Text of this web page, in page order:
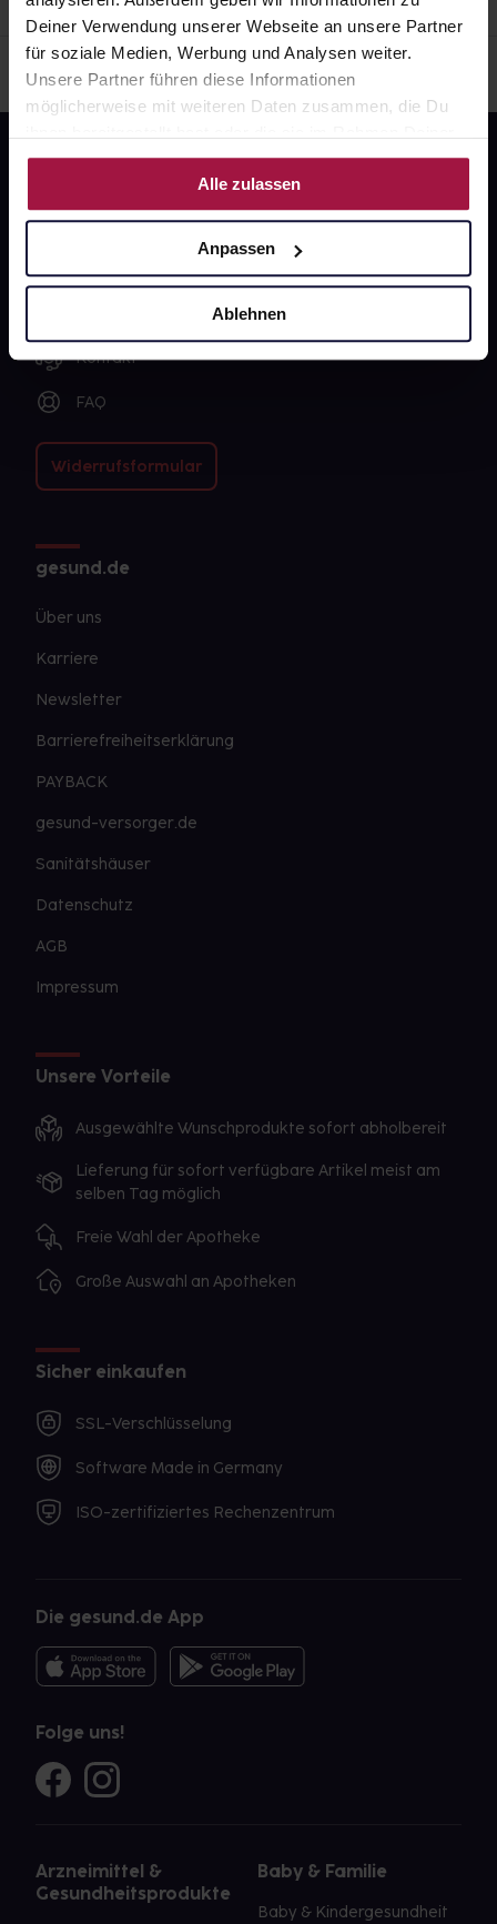
Deiner Verwendung unserer Webseite an unsere Partner
für soziale Medien, Werbung und Analysen weiter.
Unsere Partner führen diese Informationen
möglicherweise mit weiteren Daten zusammen, die Du
Nutzung der Dienste gesammelt haben.
Alle zulassen
Anpassen
Ablehnen
Fragen zu Deiner Bestellung?
Kontakt
FAQ
Widerrufsformular
gesund.de
Über uns
Karriere
Newsletter
Barrierefreiheitserklärung
PAYBACK
gesund-versorger.de
Sanitätshäuser
Datenschutz
AGB
Impressum
Unsere Vorteile
Ausgewählte Wunschprodukte sofort abholbereit
Lieferung für sofort verfügbare Artikel meist am
selben Tag möglich
Freie Wahl der Apotheke
Große Auswahl an Apotheken
Sicher einkaufen
SSL-Verschlüsselung
Software Made in Germany
ISO-zertifiziertes Rechenzentrum
Die gesund.de App
Folge uns!
Arzneimittel &
Gesundheitsprodukte
Baby & Familie
Baby & Kindergesundheit